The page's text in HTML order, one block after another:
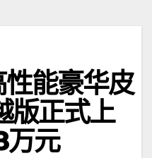
能豪华皮
版正式上
元